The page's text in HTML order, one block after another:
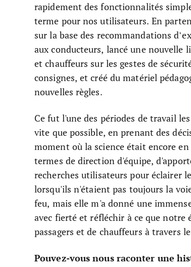
rapidement des fonctionnalités
terme pour nos utilisateurs. En
sur la base des recommandations
aux conducteurs, lancé une
et chauffeurs sur les gestes de
consignes, et créé du matériel
nouvelles règles.
Ce fut l'une des périodes de travail
vite que possible, en prenant des
moment où la science était encore
termes de direction d'équipe,
recherches utilisateurs pour éclairer
lorsqu'ils n'étaient pas toujours la
feu, mais elle m'a donné une
avec fierté et réfléchir à ce que notre
passagers et de chauffeurs à travers
Pouvez-vous nous raconter une